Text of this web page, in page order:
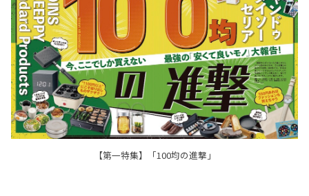
【第一特集】「100均の進撃」